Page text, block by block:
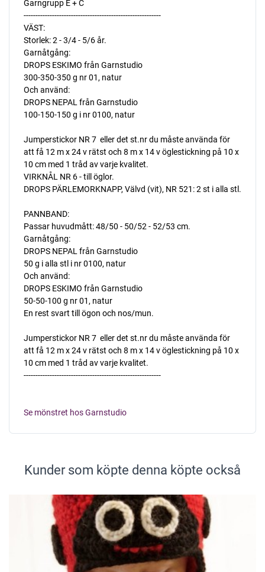
Garngrupp E + C
----------------------------------------------------------
VÄST:
Storlek: 2 - 3/4 - 5/6 år.
Garnåtgång:
DROPS ESKIMO från Garnstudio
300-350-350 g nr 01, natur
Och använd:
DROPS NEPAL från Garnstudio
100-150-150 g i nr 0100, natur
Jumperstickor NR 7  eller det st.nr du måste använda för
att få 12 m x 24 v rätst och 8 m x 14 v öglestickning på 10 x
10 cm med 1 tråd av varje kvalitet.
VIRKNÅL NR 6 - till öglor.
DROPS PÄRLEMORKNAPP, Välvd (vit), NR 521: 2 st i alla stl.
PANNBAND:
Passar huvudmått: 48/50 - 50/52 - 52/53 cm.
Garnåtgång:
DROPS NEPAL från Garnstudio
50 g i alla stl i nr 0100, natur
Och använd:
DROPS ESKIMO från Garnstudio
50-50-100 g nr 01, natur
En rest svart till ögon och nos/mun.
Jumperstickor NR 7  eller det st.nr du måste använda för
att få 12 m x 24 v rätst och 8 m x 14 v öglestickning på 10 x
10 cm med 1 tråd av varje kvalitet.
----------------------------------------------------------
Se mönstret hos Garnstudio
Kunder som köpte denna köpte också